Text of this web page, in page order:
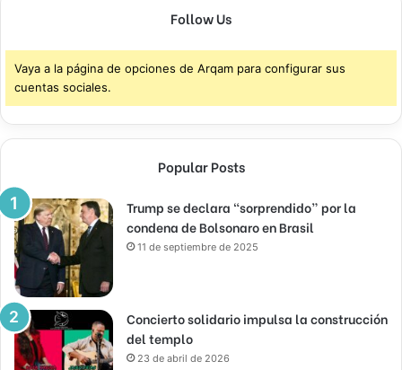
Follow Us
Vaya a la página de opciones de Arqam para configurar sus
cuentas sociales.
Popular Posts
Trump se declara “sorprendido” por la
condena de Bolsonaro en Brasil
11 de septiembre de 2025
Concierto solidario impulsa la construcción
del templo
23 de abril de 2026